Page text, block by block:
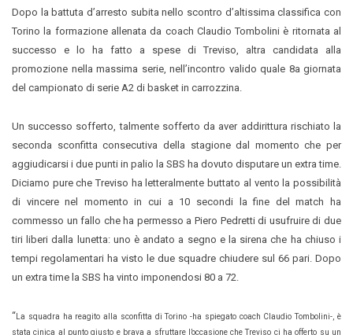
Dopo la battuta d’arresto subita nello scontro d’altissima classifica con
Torino la formazione allenata da coach Claudio Tombolini è ritornata al
successo e lo ha fatto a spese di Treviso, altra candidata alla
promozione nella massima serie, nell’incontro valido quale 8a giornata
del campionato di serie A2 di basket in carrozzina.
Un successo sofferto, talmente sofferto da aver addirittura rischiato la
seconda sconfitta consecutiva della stagione dal momento che per
aggiudicarsi i due punti in palio la SBS ha dovuto disputare un extra time.
Diciamo pure che Treviso ha letteralmente buttato al vento la possibilità
di vincere nel momento in cui a 10 secondi la fine del match ha
commesso un fallo che ha permesso a Piero Pedretti di usufruire di due
tiri liberi dalla lunetta: uno è andato a segno e la sirena che ha chiuso i
tempi regolamentari ha visto le due squadre chiudere sul 66 pari. Dopo
un extra time la SBS ha vinto imponendosi 80 a 72.
“ La squadra ha reagito alla sconfitta di Torino -ha spiegato coach Claudio Tombolini-, è
stata cinica al punto giusto e brava a sfruttare l’occasione che Treviso ci ha offerto su un